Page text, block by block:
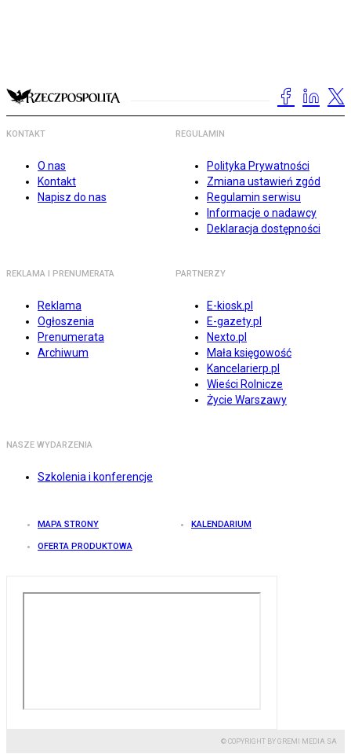
KONTAKT
O nas
Kontakt
Napisz do nas
REGULAMIN
Polityka Prywatności
Zmiana ustawień zgód
Regulamin serwisu
Informacje o nadawcy
Deklaracja dostępności
REKLAMA I PRENUMERATA
Reklama
Ogłoszenia
Prenumerata
Archiwum
PARTNERZY
E-kiosk.pl
E-gazety.pl
Nexto.pl
Mała księgowość
Kancelarierp.pl
Wieści Rolnicze
Życie Warszawy
NASZE WYDARZENIA
Szkolenia i konferencje
MAPA STRONY KALENDARIUM
OFERTA PRODUKTOWA
© COPYRIGHT BY GREMI MEDIA SA